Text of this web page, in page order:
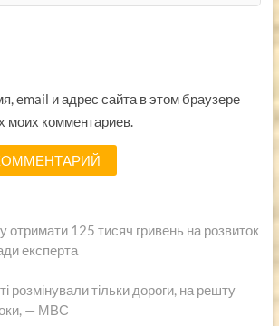
email и адрес сайта в этом браузере
комментариев.
отримати 125 тисяч гривень на розвиток
експерта
розмінували тільки дороги, на решту
— МВС